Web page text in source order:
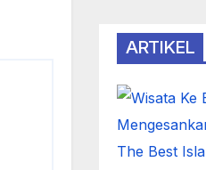
ARTIKEL